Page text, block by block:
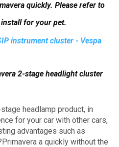
quickly. Please refer to
for your pet.
instrument cluster - Vespa
2-stage headlight cluster
headlamp product, in
for your car with other cars,
advantages such as
a quickly without the